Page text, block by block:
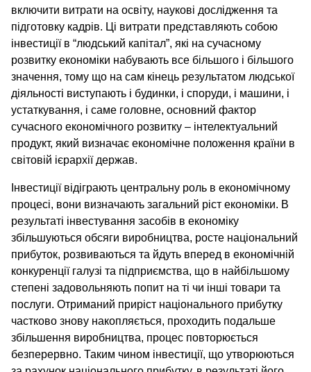
включити витрати на освіту, наукові дослідження та
підготовку кадрів. Ці витрати представляють собою
інвестиції в “людський капітал”, які на сучасному
розвитку економіки набувають все більшого і більшого
значення, тому що на сам кінець результатом людської
діяльності виступають і будинки, і споруди, і машини, і
устаткування, і саме головне, основний фактор
сучасного економічного розвитку – інтелектуальний
продукт, який визначає економічне положення країни в
світовій ієрархії держав.
Інвестиції відіграють центральну роль в економічному
процесі, вони визначають загальний ріст економіки. В
результаті інвестування засобів в економіку
збільшуються обсяги виробництва, росте національний
прибуток, розвиваються та йдуть вперед в економічній
конкуренції галузі та підприємства, що в найбільшому
степені задовольняють попит на ті чи інші товари та
послуги. Отриманий приріст національного прибутку
частково знову накопляється, проходить подальше
збільшення виробництва, процес повторюється
безперервно. Таким чином інвестиції, що утворюються